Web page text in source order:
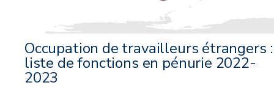
Occupation de travailleurs étrangers :
liste de fonctions en pénurie 2022-
2023